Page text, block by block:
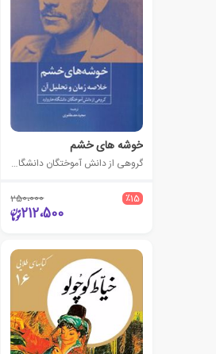
خوشه های خشم
گروهی از دانش آموختگان دانشگاه هاروارد
٪15 250،000
212،500